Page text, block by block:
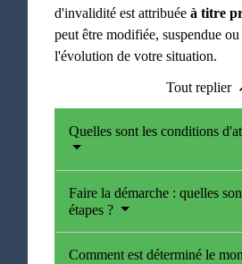
d'invalidité est attribuéeà titre
peut être modifiée, suspendue
l'évolution de votre situation.
Tout replier
Quelles sont les conditions
Faire la démarche : quelles
étapes ?
Comment est déterminé le